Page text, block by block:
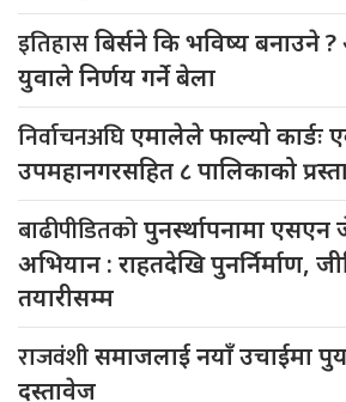
इतिहासबिर्सने कि भविष्य बनाउने
युवाले निर्णय गर्ने बेला
निर्वाचनअघिएमालेले फाल्यो कार्डः
उपमहानगरसहित ८ पालिकाको
बाढीपीडितकोपुनर्स्थापनामा एसएन
अभियान : राहतदेखि पुनर्निर्माण,
तयारीसम्म
राजवंशीसमाजलाई नयाँ उचाईमा
दस्तावेज